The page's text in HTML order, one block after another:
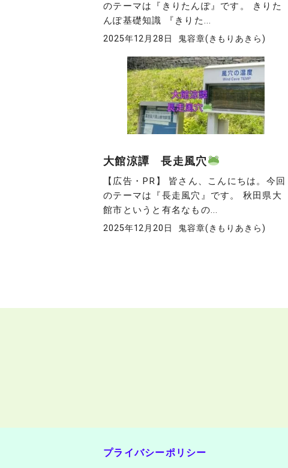
のテーマは『きりたんぽ』です。 きりた
んぽ基礎知識 『きりた...
2025年12月28日 鬼容章(きもりあきら)
大館涼譚 長走風穴
【広告・PR】 皆さん、こんにちは。今回
のテーマは『長走風穴』です。 秋田県大
館市というと有名なもの...
2025年12月20日 鬼容章(きもりあきら)
り
プライバシーポリシー